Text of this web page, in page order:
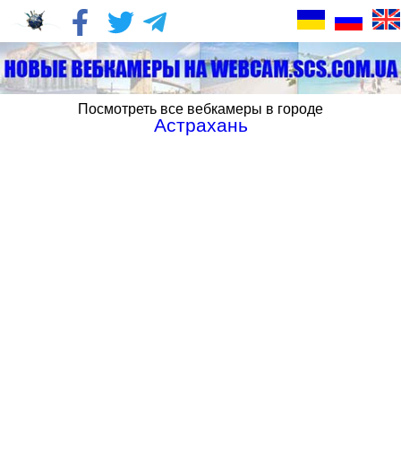
Посмотреть все вебкамеры в городе
Астрахань